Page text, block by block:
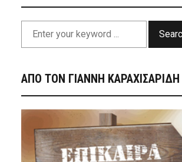
ΑΠΟ ΤΟΝ ΓΙΑΝΝΗ ΚΑΡΑΧΙΣΑΡΙΔΗ